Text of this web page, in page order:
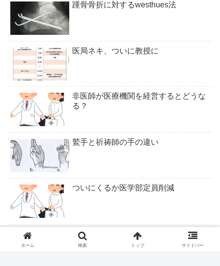
踵骨骨折に対するwesthues法
医局ネキ、ついに教授に
非医師が医療機関を経営するとどうな
る？
鷲手と祈祷師の手の違い
ついにくるか医学部定員削減
ピロリ除菌後の皮疹
ホーム 検索 トップ サイドバー